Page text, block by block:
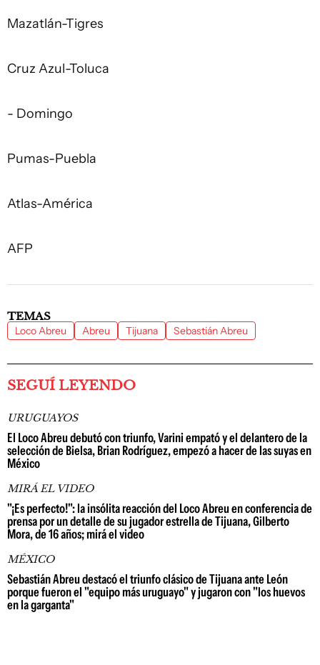
Mazatlán-Tigres
Cruz Azul-Toluca
- Domingo
Pumas-Puebla
Atlas-América
AFP
TEMAS
Loco Abreu Abreu Tijuana Sebastián Abreu
SEGUÍ LEYENDO
URUGUAYOS
El Loco Abreu debutó con triunfo, Varini empató y el delantero de la
selección de Bielsa, Brian Rodríguez, empezó a hacer de las suyas en
México
MIRÁ EL VIDEO
"¡Es perfecto!": la insólita reacción del Loco Abreu en conferencia de
prensa por un detalle de su jugador estrella de Tijuana, Gilberto
Mora, de 16 años; mirá el video
MÉXICO
Sebastián Abreu destacó el triunfo clásico de Tijuana ante León
porque fueron el "equipo más uruguayo" y jugaron con "los huevos
en la garganta"